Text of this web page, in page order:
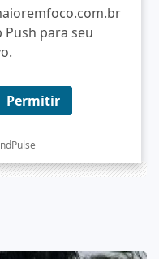
Push para seu
Permitir